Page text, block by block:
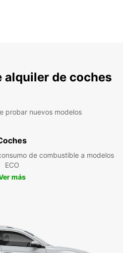
alquiler de coches
probar nuevos modelos
de combustible a modelos
ECO
más